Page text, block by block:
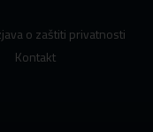
o zaštiti privatnosti
Kontakt